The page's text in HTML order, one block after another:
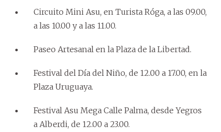
Circuito Mini Asu, en Turista Róga, a las 09.00,
a las 10.00 y a las 11.00.
Paseo Artesanal en la Plaza de la Libertad.
Festival del Día del Niño, de 12.00 a 17.00, en la
Plaza Uruguaya.
Festival Asu Mega Calle Palma, desde Yegros
a Alberdi, de 12.00 a 23.00.